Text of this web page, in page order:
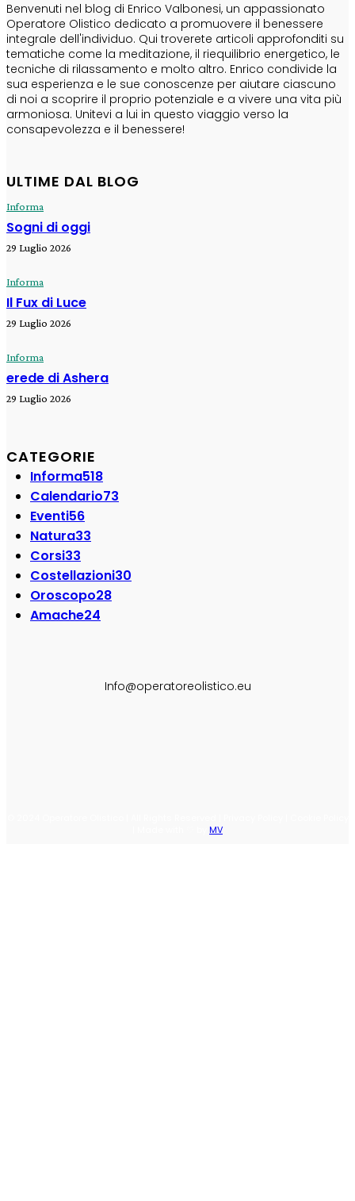
Benvenuti nel blog di Enrico Valbonesi, un appassionato
Operatore Olistico dedicato a promuovere il benessere
integrale dell'individuo. Qui troverete articoli approfonditi su
tematiche come la meditazione, il riequilibrio energetico, le
tecniche di rilassamento e molto altro. Enrico condivide la
sua esperienza e le sue conoscenze per aiutare ciascuno
di noi a scoprire il proprio potenziale e a vivere una vita più
armoniosa. Unitevi a lui in questo viaggio verso la
consapevolezza e il benessere!
ULTIME DAL BLOG
Informa
Sogni di oggi
29 Luglio 2026
Informa
Il Fux di Luce
29 Luglio 2026
Informa
erede di Ashera
29 Luglio 2026
CATEGORIE
Informa518
Calendario73
Eventi56
Natura33
Corsi33
Costellazioni30
Oroscopo28
Amache24
Info@operatoreolistico.eu
MV